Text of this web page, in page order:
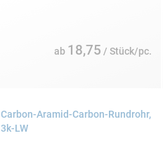
ab 18,75 / Stück/pc.
Carbon-Aramid-Carbon-Rundrohr,
3k-LW